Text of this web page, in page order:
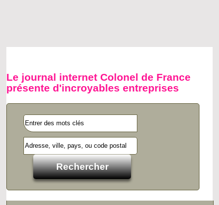
Le journal internet Colonel de France
présente d'incroyables entreprises